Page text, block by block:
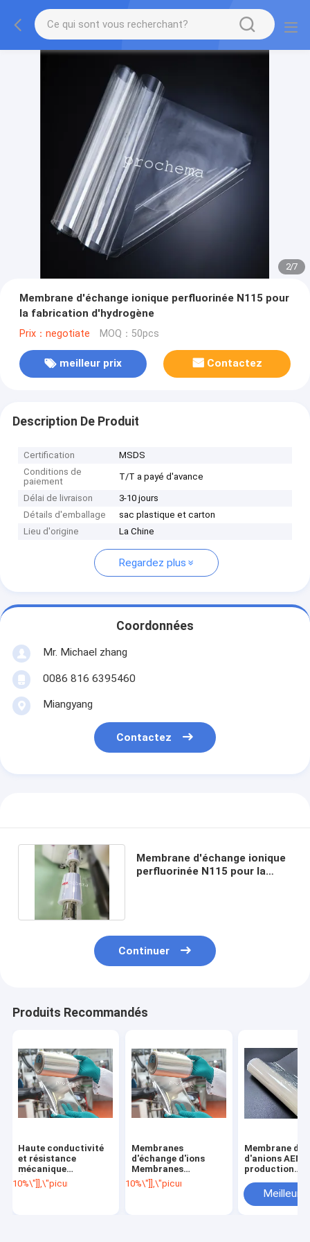
2/7
Membrane d'échange ionique perfluorinée N115 pour
la fabrication d'hydrogène
Prix：negotiate MOQ：50pcs
meilleur prix Contactez
Description De Produit
Certification
MSDS
Conditions de
paiement
T/T a payé d'avance
Délai de livraison
3-10 jours
Détails d'emballage
sac plastique et carton
Lieu d'origine
La Chine
Regardez plus
Coordonnées
Mr. Michael zhang
0086 816 6395460
Miangyang
Contactez
Membrane d'échange ionique
perfluorinée N115 pour la
Continuer
Produits Recommandés
Haute conductivité
et résistance
mécanique
Électrolyseur d'eau
Cellule à
10%\"]],\"picurl\":\"\\/photo\\/pd202041676-
Membranes
d'échange d'ions
Membranes
d'échange d'anions
AEM
10%\"]],\"picurl\":\"\\/photo\\/pd202041676-
Membrane
d'anions AEM
production
électrolyse de
Meilleur